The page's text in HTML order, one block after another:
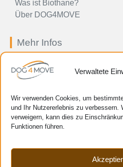
Verwaltete
Wir verwenden Cookies, um
und Ihr Nutzererlebnis zu verbessern.
verweigern, kann dies zu
Funktionen führen.
Was ist Biothane?
Über DOG4MOVE
Mehr Infos
Impressum
Allgemeine
Rücksendebestimmungen
Datenschutzerklärung
Cookie-Richtlinie (EU)
Verwaltung Ihrer persönlichen